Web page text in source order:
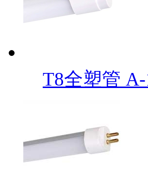
T8全塑管 A-